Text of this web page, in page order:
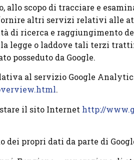
scopo di tracciare e
altri servizi relativi alle
di ricerca e raggiungimento
legge o laddove tali terzi
posseduto da Google.
al servizio Google
.
il sito Internet http://
propri dati da parte di